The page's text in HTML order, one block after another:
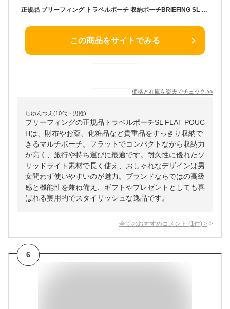
正規品 ブリーフィング トラベルポーチ 収納ポーチBRIEFING SL FLAT POUCH BRA241A18 フラットポーチ財布 お薬 貴重品 コスメ 化粧品 収納 マルチポーチ 旅行 持運び ブランド ソリッドライト◇おしゃれ ギフト プレゼント
この商品をサイトでみる
価格と在庫を楽天でチェック >>
じゆんつえ(10代・男性)
ブリーフィングの正規品トラベルポーチSL FLAT POUC
Hは、財布やお薬、化粧品など貴重品をすっきり収納で
きるマルチポーチ。フラットでコンパクトながら収納力
が高く、旅行や持ち運びに最適です。耐久性に優れたソ
リッドライト素材で長く使え、おしゃれなデザインは男
女問わず使いやすいのが魅力。ブランドならではの高級
感と機能性を兼ね備え、ギフトやプレゼントとしても喜
ばれる実用的でスタイリッシュな逸品です。
全てのおすすめコメント (1 件) >
6